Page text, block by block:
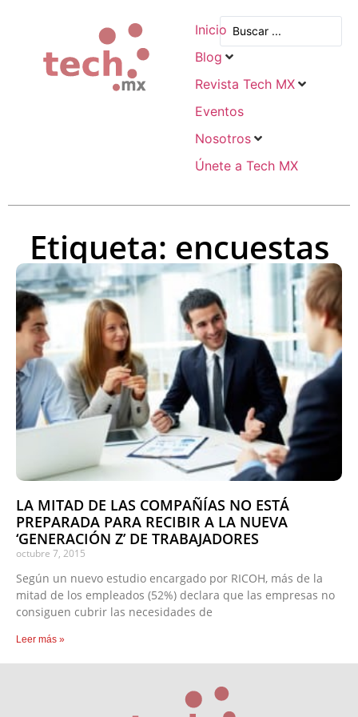
Inicio
Blog
Revista Tech MX
Eventos
Nosotros
Únete a Tech MX
Etiqueta: encuestas
LA MITAD DE LAS COMPAÑÍAS NO ESTÁ
PREPARADA PARA RECIBIR A LA NUEVA
‘GENERACIÓN Z’ DE TRABAJADORES
octubre 7, 2015
Según un nuevo estudio encargado por RICOH, más de la
mitad de los empleados (52%) declara que las empresas no
consiguen cubrir las necesidades de
Leer más »